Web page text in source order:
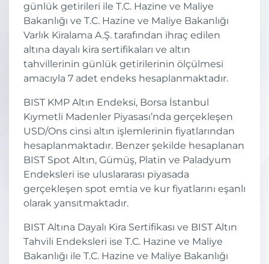
günlük getirileri ile T.C. Hazine ve Maliye
Bakanlığı ve T.C. Hazine ve Maliye Bakanlığı
Varlık Kiralama A.Ş. tarafından ihraç edilen
altına dayalı kira sertifikaları ve altın
tahvillerinin günlük getirilerinin ölçülmesi
amacıyla 7 adet endeks hesaplanmaktadır.
BIST KMP Altın Endeksi, Borsa İstanbul
Kıymetli Madenler Piyasası’nda gerçekleşen
USD/Ons cinsi altın işlemlerinin fiyatlarından
hesaplanmaktadır. Benzer şekilde hesaplanan
BIST Spot Altın, Gümüş, Platin ve Paladyum
Endeksleri ise uluslararası piyasada
gerçekleşen spot emtia ve kur fiyatlarını eşanlı
olarak yansıtmaktadır.
BIST Altına Dayalı Kira Sertifikası ve BIST Altın
Tahvili Endeksleri ise T.C. Hazine ve Maliye
Bakanlığı ile T.C. Hazine ve Maliye Bakanlığı